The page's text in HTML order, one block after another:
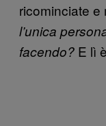
ricominciate e
l’unica
facendo? E lì